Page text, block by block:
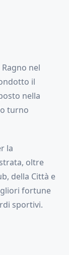
nel
il
nella
turno
la
oltre
della Città e
fortune
sportivi.